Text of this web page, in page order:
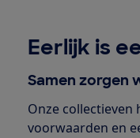
Eerlijk is
Samen zorgen
Onze collectieven
voorwaarden en